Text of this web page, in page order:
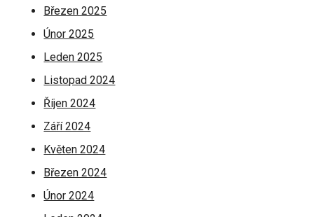
Březen 2025
Únor 2025
Leden 2025
Listopad 2024
Říjen 2024
Září 2024
Květen 2024
Březen 2024
Únor 2024